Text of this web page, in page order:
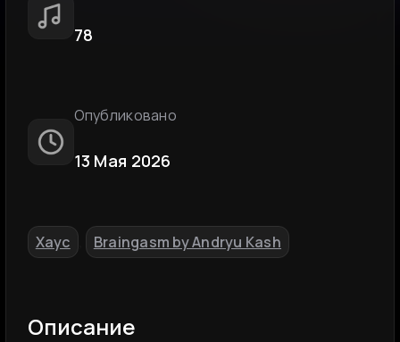
78
Опубликовано
13 Мая 2026
Хаус Braingasm by Andryu Kash
Описание